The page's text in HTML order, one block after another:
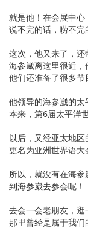
就是他！在会展中心
说不完的话，唠不完
这次，他又来了，还
海参崴离这里很近，
他们还准备了很多节
他领导的海参崴的太
本来，第6届太平洋
以后，又经亚太地区
更名为亚洲世界语大
所以，就没有在海参
到海参崴去参会呢！
去会一会老朋友，逛
那里曾经是属于我们